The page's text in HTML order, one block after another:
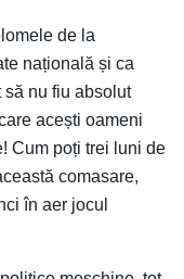
de la
națională și ca
să nu fiu absolut
acești oameni
Cum poți trei luni de
comasare,
în aer jocul